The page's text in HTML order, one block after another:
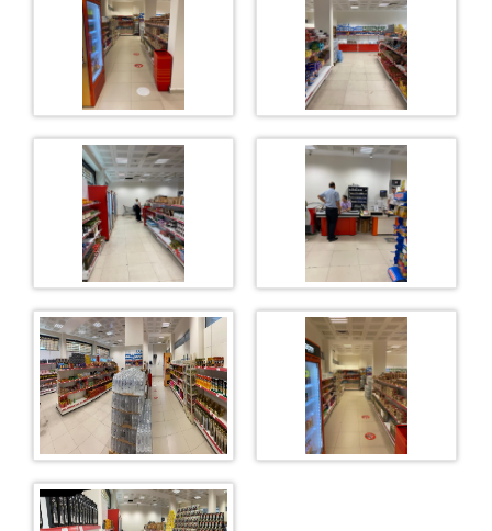
BÖLGE ADLİYE MAHKEMESİ ÇAY OCAĞI
BÖLGE ADLİYE MAHKEMESİ FOTOKOPİ ATÖLYESİ
BÖLGE ADLİYE MAHKEMESİ KAFETERYA
BÖLGE ADLİYE MAHKEMESİ KANTİN
BÖLGE ADLİYE MAHKEMESİ TEMİZLİK İŞ KOLU
ÇAMAŞIR YIKAMA VE KURUTMA ATÖLYESİ
FOTOĞRAF ATÖLYESİ
GAZİEMİR BELEDİYE ATÖLYESİ
TORBALI BELEDİYE ATÖLYESİ
TORBALI ADLİYE KANTİNİ
TERZİ ATÖLYESİ
SEBZE ATÖLYESİ
OTO YIKAMA ATÖLYESİ
BİRİMLER
BİLGİ İŞLEM
EMANET PARA BİRİMİ